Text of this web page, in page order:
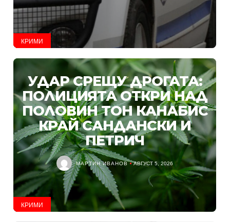
КРИМИ
КРИМИ
УДАР СРЕЩУ ДРОГАТА:
ПОЛИЦИЯТА ОТКРИ НАД
ПОЛОВИН ТОН КАНАБИС
КРАЙ САНДАНСКИ И
ПЕТРИЧ
МАРТИН ИВАНОВ АВГУСТ 5, 2026